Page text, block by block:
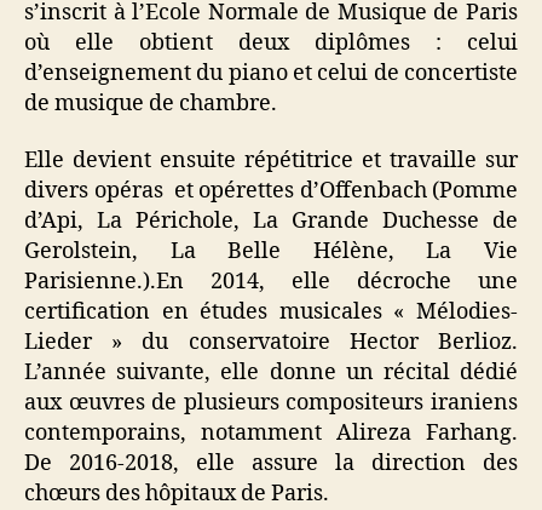
s’inscrit à l’Ecole Normale de Musique de Paris
où elle obtient deux diplômes : celui
d’enseignement du piano et celui de concertiste
de musique de chambre.
Elle devient ensuite répétitrice et travaille sur
divers opéras et opérettes d’Offenbach (Pomme
d’Api, La Périchole, La Grande Duchesse de
Gerolstein, La Belle Hélène, La Vie
Parisienne.).En 2014, elle décroche une
certification en études musicales « Mélodies-
Lieder » du conservatoire Hector Berlioz.
L’année suivante, elle donne un récital dédié
aux œuvres de plusieurs compositeurs iraniens
contemporains, notamment Alireza Farhang.
De 2016-2018, elle assure la direction des
chœurs des hôpitaux de Paris.